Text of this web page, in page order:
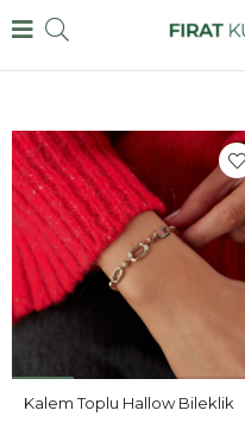
Filtrele
Kalem Toplu Hallow Bileklik